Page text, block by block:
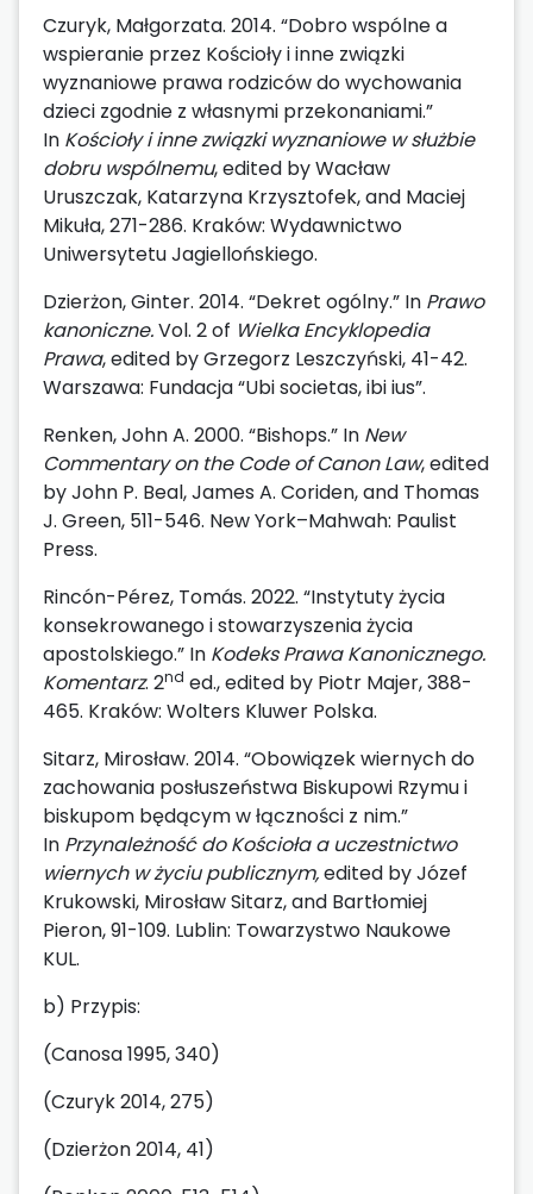
Czuryk, Małgorzata. 2014. “Dobro wspólne a
wspieranie przez Kościoły i inne związki
wyznaniowe prawa rodziców do wychowania
dzieci zgodnie z własnymi przekonaniami.”
In Kościoły i inne związki wyznaniowe w służbie
dobru wspólnemu, edited by Wacław
Uruszczak, Katarzyna Krzysztofek, and Maciej
Mikuła, 271-286. Kraków: Wydawnictwo
Uniwersytetu Jagiellońskiego.
Dzierżon, Ginter. 2014. “Dekret ogólny.” In Prawo
kanoniczne.Vol. 2 of Wielka Encyklopedia
Prawa, edited by Grzegorz Leszczyński, 41-42.
Warszawa: Fundacja “Ubi societas, ibi ius”.
Renken, John A. 2000. “Bishops.” In New
Commentary on the Code of Canon Law, edited
by John P. Beal, James A. Coriden, and Thomas
J. Green, 511-546. New York–Mahwah: Paulist
Press.
Rincón-Pérez, Tomás. 2022. “Instytuty życia
konsekrowanego i stowarzyszenia życia
apostolskiego.” In Kodeks Prawa Kanonicznego.
Komentarz. 2nd ed., edited by Piotr Majer, 388-
465. Kraków: Wolters Kluwer Polska.
Sitarz, Mirosław. 2014. “Obowiązek wiernych do
zachowania posłuszeństwa Biskupowi Rzymu i
biskupom będącym w łączności z nim.”
In Przynależność do Kościoła a uczestnictwo
wiernych w życiu publicznym,edited by Józef
Krukowski, Mirosław Sitarz, and Bartłomiej
Pieron, 91-109. Lublin: Towarzystwo Naukowe
KUL.
b) Przypis:
(Canosa 1995, 340)
(Czuryk 2014, 275)
(Dzierżon 2014, 41)